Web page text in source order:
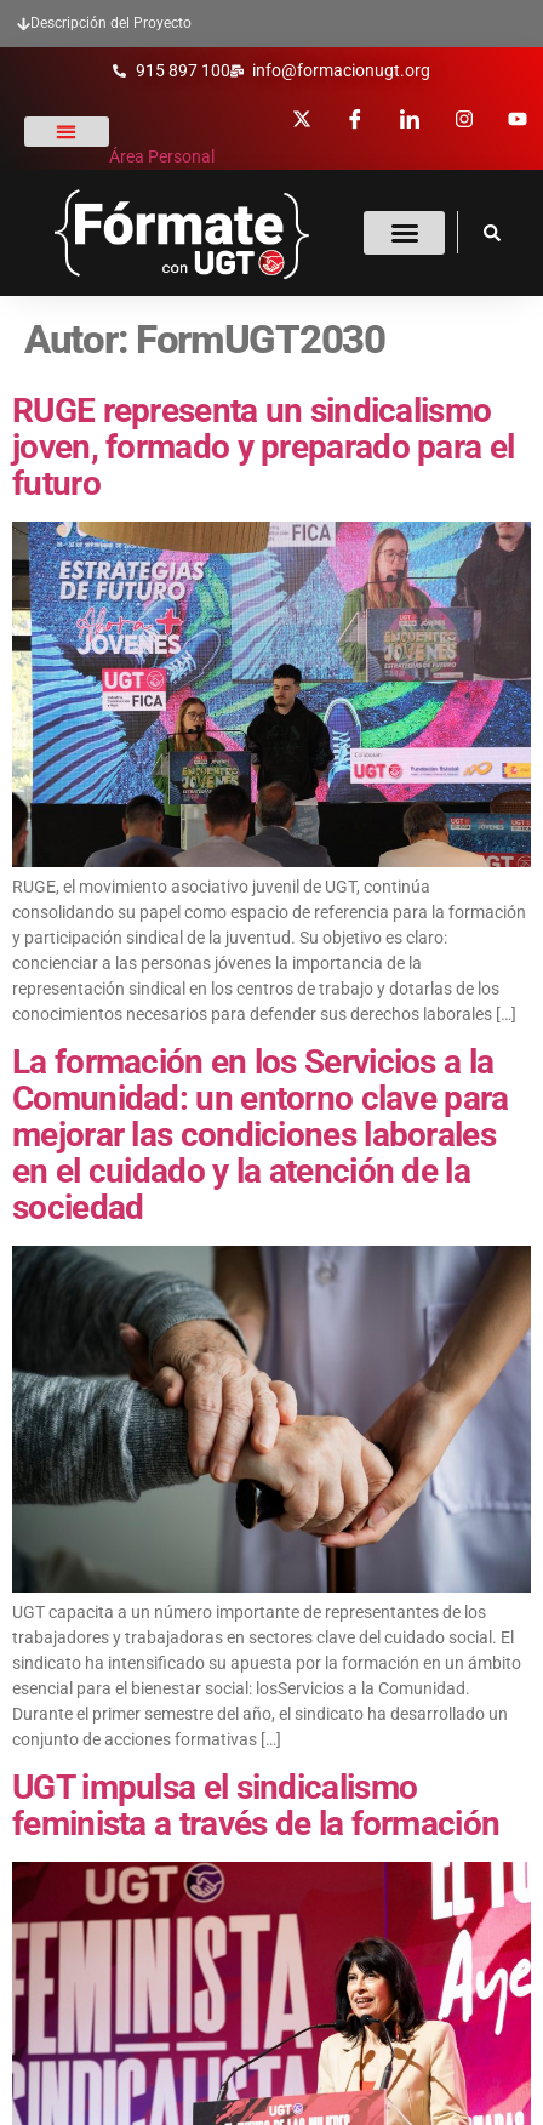
Descripción del Proyecto
915 897 100 info@formacionugt.org
Área Personal
Autor: FormUGT2030
RUGE representa un sindicalismo
joven, formado y preparado para el
futuro
RUGE, el movimiento asociativo juvenil de UGT, continúa
consolidando su papel como espacio de referencia para la formación
y participación sindical de la juventud. Su objetivo es claro:
concienciar a las personas jóvenes la importancia de la
representación sindical en los centros de trabajo y dotarlas de los
conocimientos necesarios para defender sus derechos laborales […]
La formación en los Servicios a la
Comunidad: un entorno clave para
mejorar las condiciones laborales
en el cuidado y la atención de la
sociedad
UGT capacita a un número importante de representantes de los
trabajadores y trabajadoras en sectores clave del cuidado social. El
sindicato ha intensificado su apuesta por la formación en un ámbito
esencial para el bienestar social: losServicios a la Comunidad.
Durante el primer semestre del año, el sindicato ha desarrollado un
conjunto de acciones formativas […]
UGT impulsa el sindicalismo
feminista a través de la formación